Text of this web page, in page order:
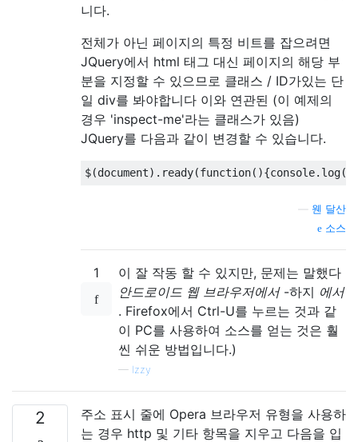
니다.
전체가 아닌 페이지의 특정 비트를 잡으려면
JQuery에서 html 태그 대신 페이지의 해당 부
분을 지정할 수 있으므로 클래스 / ID가있는 단
일 div를 봐야합니다 이와 연관된 (이 예제의
경우 'inspect-me'라는 클래스가 있음)
JQuery를 다음과 같이 변경할 수 있습니다.
웬 달산
소스
1
이 잘 작동 할 수 있지만, 문제는 말했다
안드로이드 웹 브라우저에서-하지 에서
. Firefox에서 Ctrl-U를 누르는 것과 같
이 PC를 사용하여 소스를 얻는 것은 훨
씬 쉬운 방법입니다.)
— Izzy
2
주소 표시 줄에 Opera 브라우저 유형을 사용하
는 경우 http 및 기타 항목을 지우고 다음을 입